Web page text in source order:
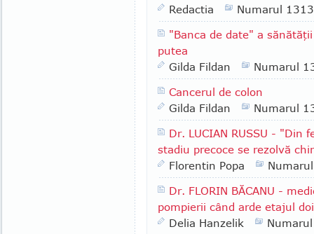
Redactia
Numarul 1313
"Banca de date" a
putea
Gilda Fildan
Numarul
Cancerul de colon
Gilda Fildan
Numarul
Dr. LUCIAN RUSSU -
stadiu precoce se rezolvă
Florentin Popa
Dr. FLORIN BĂCANU -
pompierii când arde etajul
Delia Hanzelik